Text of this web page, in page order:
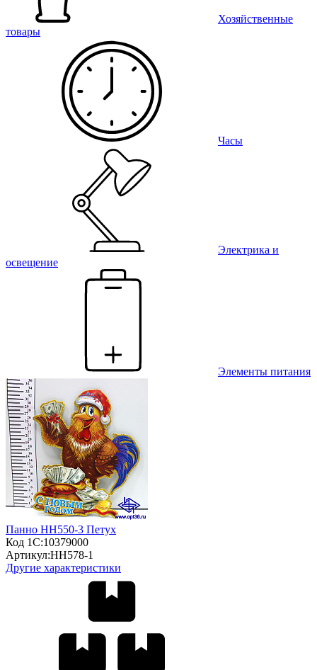
Хозяйственные
товары
Часы
Электрика и
освещение
Элементы питания
Панно HH550-3 Петух
Код 1С:10379000
Артикул:HH578-1
Другие характеристики